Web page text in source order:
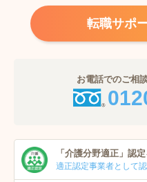
転職サポ
お電話でのご相
「介護分野適正」 認
適正認定事業者として